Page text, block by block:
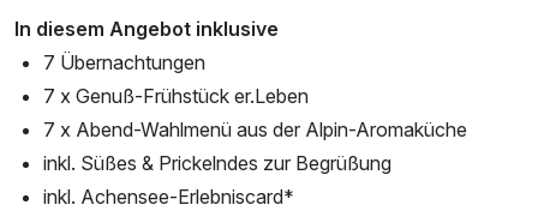
In diesem Angebot inklusive
7 Übernachtungen
7 x Genuß-Frühstück er.Leben
7 x Abend-Wahlmenü aus der Alpin-Aromaküche
inkl. Süßes & Prickelndes zur Begrüßung
inkl. Achensee-Erlebniscard*